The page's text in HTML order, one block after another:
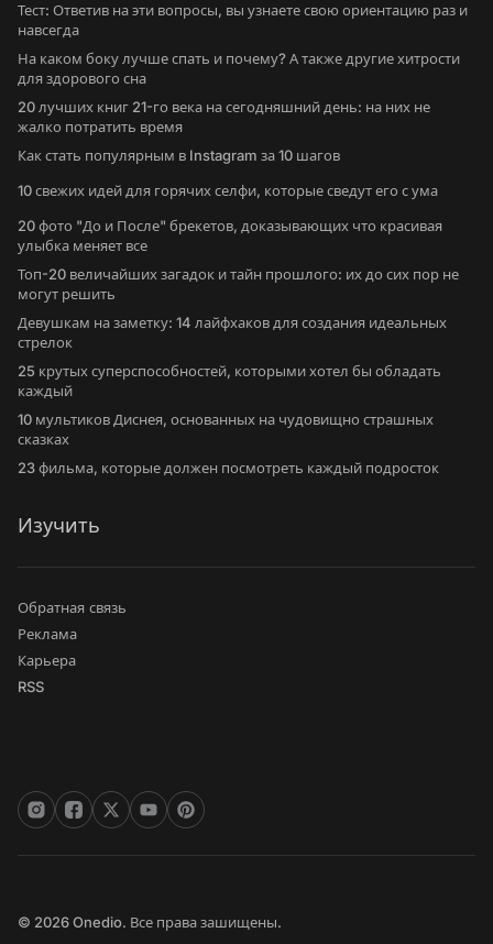
Тест: Ответив на эти вопросы, вы узнаете свою ориентацию раз и
навсегда
На каком боку лучше спать и почему? А также другие хитрости
для здорового сна
20 лучших книг 21-го века на сегодняшний день: на них не
жалко потратить время
Как стать популярным в Instagram за 10 шагов
10 свежих идей для горячих селфи, которые сведут его с ума
20 фото "До и После" брекетов, доказывающих что красивая
улыбка меняет все
Топ-20 величайших загадок и тайн прошлого: их до сих пор не
могут решить
Девушкам на заметку: 14 лайфхаков для создания идеальных
стрелок
25 крутых суперспособностей, которыми хотел бы обладать
каждый
10 мультиков Диснея, основанных на чудовищно страшных
сказках
23 фильма, которые должен посмотреть каждый подросток
Изучить
Обратная связь
Реклама
Карьера
RSS
© 2026 Onedio. Все права зашищены.